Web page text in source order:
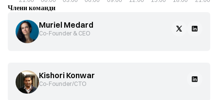
Члени команди
Muriel Medard
Co-Founder & CEO
Kishori Konwar
Co-Founder/CTO